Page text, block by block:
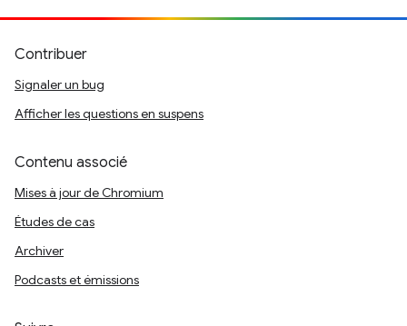
Contribuer
Signaler un bug
Afficher les questions en suspens
Contenu associé
Mises à jour de Chromium
Études de cas
Archiver
Podcasts et émissions